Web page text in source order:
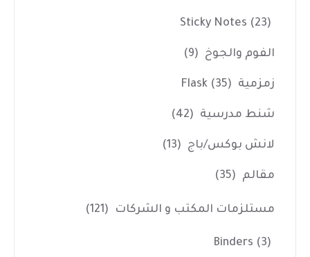
Sticky Notes (23)
الفوم والجوخ (9)
زمزمية Flask (35)
شنط مدرسية (42)
لانش بوكس/باج (13)
مقالم (35)
مستلزمات المكتب و الشركات (121)
Binders (3)